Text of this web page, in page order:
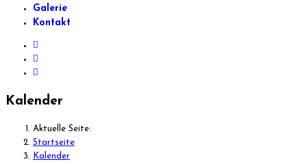
Galerie
Kontakt
Kalender
Aktuelle Seite:
Startseite
Kalender